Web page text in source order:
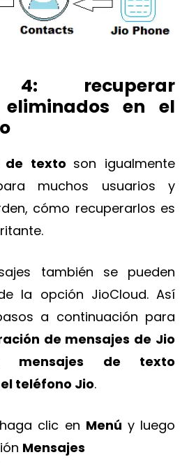
4: recuperar
eliminados en el
de texto son igualmente
muchos usuarios y
cómo recuperarlos es
también se pueden
la opción JioCloud. Así
a continuación para
de mensajes de Jio
mensajes de texto
teléfono Jio.
clic en Menú y luego
Mensajes